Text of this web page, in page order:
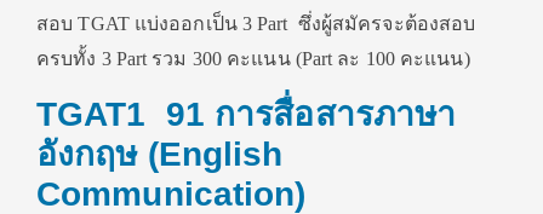
สอบ TGAT แบ่งออกเป็น 3 Part ซึ่งผู้สมัครจะต้องสอบ
ครบทั้ง 3 Part รวม 300 คะแนน (Part ละ 100 คะแนน)
TGAT1 91 การสื่อสารภาษา
อังกฤษ (English
Communication)